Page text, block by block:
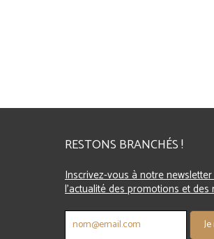
RESTONS BRANCHÉS !
Inscrivez-vous à notre
l'actualité des promotions et des